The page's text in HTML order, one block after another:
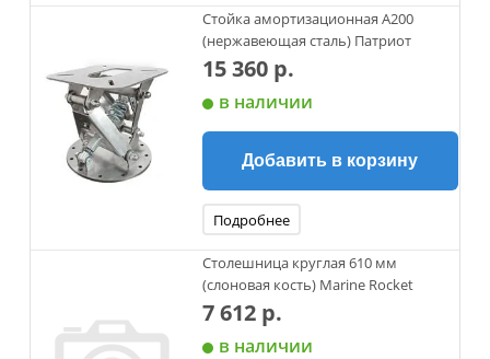
Стойка амортизационная А200
(нержавеющая сталь) Патриот
15 360 р.
в наличии
Добавить в корзину
Подробнее
Столешница круглая 610 мм
(слоновая кость) Marine Rocket
7 612 р.
в наличии